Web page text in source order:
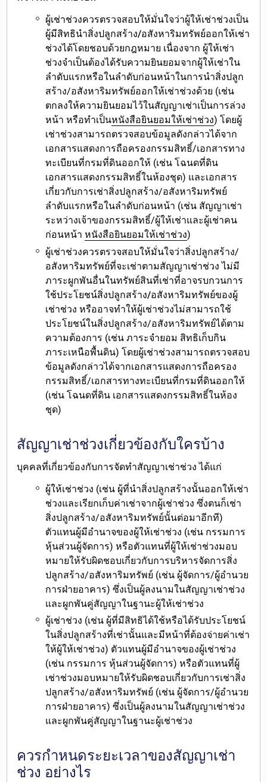
ผู้เช่าช่วงควรตรวจสอบให้มั่นใจว่าผู้ให้เช่าช่วงเป็น
ผู้มีสิทธินำสิ่งปลูกสร้าง/อสังหาริมทรัพย์ออกให้เช่า
ช่วงได้โดยชอบด้วยกฎหมาย เนื่องจาก ผู้ให้เช่า
ช่วงจำเป็นต้องได้รับความยินยอมจากผู้ให้เช่าใน
ลำดับแรกหรือในลำดับก่อนหน้าในการนำสิ่งปลูก
สร้าง/อสังหาริมทรัพย์ออกให้เช่าช่วงด้วย (เช่น
ตกลงให้ความยินยอมไว้ในสัญญาเช่าเป็นการล่วง
หน้า หรือทำเป็นหนังสือยินยอมให้เช่าช่วง) โดยผู้
เช่าช่วงสามารถตรวจสอบข้อมูลดังกล่าวได้จาก
เอกสารแสดงการถือครองกรรมสิทธิ์/เอกสารทาง
ทะเบียนที่กรมที่ดินออกให้ (เช่น โฉนดที่ดิน
เอกสารแสดงกรรมสิทธิ์ในห้องชุด) และเอกสาร
เกี่ยวกับการเช่าสิ่งปลูกสร้าง/อสังหาริมทรัพย์
ลำดับแรกหรือในลำดับก่อนหน้า (เช่น สัญญาเช่า
ระหว่างเจ้าของกรรมสิทธิ์/ผู้ให้เช่าและผู้เช่าคน
ก่อนหน้าหนังสือยินยอมให้เช่าช่วง)
ผู้เช่าช่วงควรตรวจสอบให้มั่นใจว่าสิ่งปลูกสร้าง/
อสังหาริมทรัพย์ที่จะเช่าตามสัญญาเช่าช่วง ไม่มี
ภาระผูกพันอื่นในทรัพย์สินที่เช่าที่อาจรบกวนการ
ใช้ประโยชน์สิ่งปลูกสร้าง/อสังหาริมทรัพย์ของผู้
เช่าช่วง หรืออาจทำให้ผู้เช่าช่วงไม่สามารถใช้
ประโยชน์ในสิ่งปลูกสร้าง/อสังหาริมทรัพย์ได้ตาม
ความต้องการ (เช่น ภาระจำยอม สิทธิเก็บกิน
ภาระเหนือพื้นดิน) โดยผู้เช่าช่วงสามารถตรวจสอบ
ข้อมูลดังกล่าวได้จากเอกสารแสดงการถือครอง
กรรมสิทธิ์/เอกสารทางทะเบียนที่กรมที่ดินออกให้
(เช่น โฉนดที่ดิน เอกสารแสดงกรรมสิทธิ์ในห้อง
ชุด)
สัญญาเช่าช่วงเกี่ยวข้องกับใครบ้าง
บุคคลที่เกี่ยวข้องกับการจัดทำสัญญาเช่าช่วง ได้แก่
ผู้ให้เช่าช่วง (เช่น ผู้ที่นำสิ่งปลูกสร้างนั้นออกให้เช่า
ช่วงและเรียกเก็บค่าเช่าจากผู้เช่าช่วง ซึ่งตนก็เช่า
สิ่งปลูกสร้าง/อสังหาริมทรัพย์นั้นต่อมาอีกที)
ตัวแทนผู้มีอำนาจของผู้ให้เช่าช่วง (เช่น กรรมการ
หุ้นส่วนผู้จัดการ) หรือตัวแทนที่ผู้ให้เช่าช่วงมอบ
หมายให้รับผิดชอบเกี่ยวกับการบริหารจัดการสิ่ง
ปลูกสร้าง/อสังหาริมทรัพย์ (เช่น ผู้จัดการ/ผู้อำนวย
การฝ่ายอาคาร) ซึ่งเป็นผู้ลงนามในสัญญาเช่าช่วง
และผูกพันคู่สัญญาในฐานะผู้ให้เช่าช่วง
ผู้เช่าช่วง (เช่น ผู้ที่มีสิทธิได้ใช้หรือได้รับประโยชน์
ในสิ่งปลูกสร้างที่เช่านั้นและมีหน้าที่ต้องจ่ายค่าเช่า
ให้ผู้ให้เช่าช่วง) ตัวแทนผู้มีอำนาจของผู้เช่าช่วง
(เช่น กรรมการ หุ้นส่วนผู้จัดการ) หรือตัวแทนที่ผู้
เช่าช่วงมอบหมายให้รับผิดชอบเกี่ยวกับการเช่าสิ่ง
ปลูกสร้าง/อสังหาริมทรัพย์ (เช่น ผู้จัดการ/ผู้อำนวย
การฝ่ายอาคาร) ซึ่งเป็นผู้ลงนามในสัญญาเช่าช่วง
และผูกพันคู่สัญญาในฐานะผู้เช่าช่วง
ควรกำหนดระยะเวลาของสัญญาเช่า
ช่วง อย่างไร